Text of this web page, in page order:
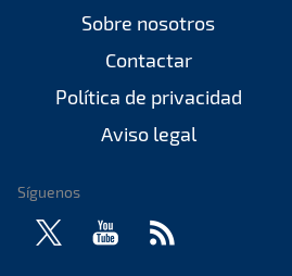
Sobre nosotros
Contactar
Política de privacidad
Aviso legal
Síguenos